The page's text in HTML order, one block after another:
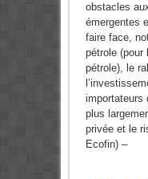
obstacles
émergentes
faire face,
pétrole (pour
pétrole), le
importateurs
plus
privée et le
Ecofin) –